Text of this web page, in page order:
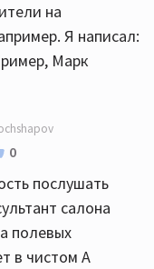
на
Я написал:
Марк
0
послушать
салона
полевых
в чистом А